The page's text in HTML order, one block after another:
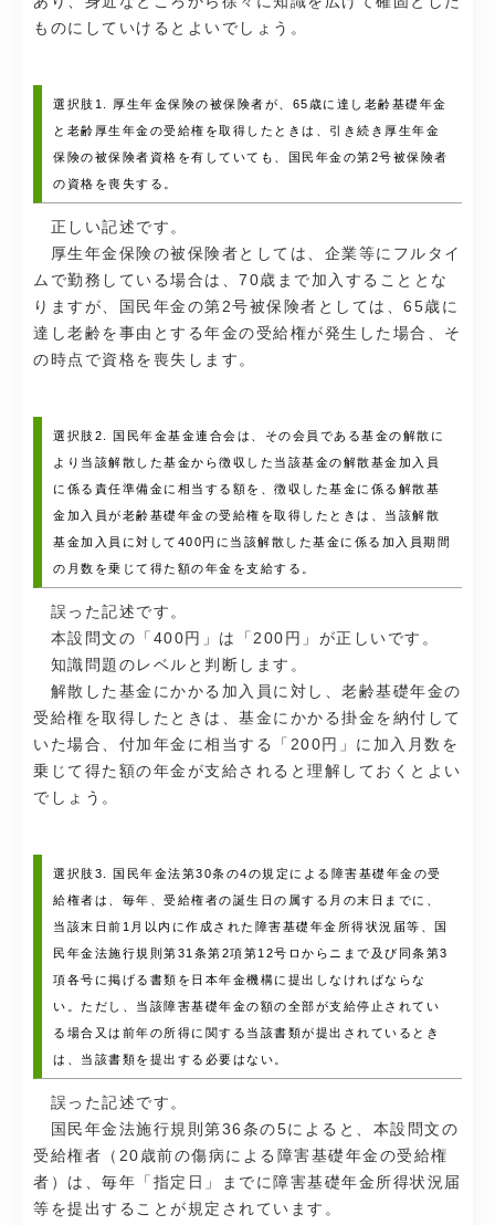
ものにしていけるとよいでしょう。
選択肢1. 厚生年金保険の被保険者が、65歳に達し老齢基礎年金
と老齢厚生年金の受給権を取得したときは、引き続き厚生年金
保険の被保険者資格を有していても、国民年金の第2号被保険者
の資格を喪失する。
正しい記述です。
厚生年金保険の被保険者としては、企業等にフルタイ
ムで勤務している場合は、70歳まで加入することとな
りますが、国民年金の第2号被保険者としては、65歳に
達し老齢を事由とする年金の受給権が発生した場合、そ
の時点で資格を喪失します。
選択肢2. 国民年金基金連合会は、その会員である基金の解散に
より当該解散した基金から徴収した当該基金の解散基金加入員
に係る責任準備金に相当する額を、徴収した基金に係る解散基
金加入員が老齢基礎年金の受給権を取得したときは、当該解散
基金加入員に対して400円に当該解散した基金に係る加入員期間
の月数を乗じて得た額の年金を支給する。
誤った記述です。
本設問文の「400円」は「200円」が正しいです。
知識問題のレベルと判断します。
解散した基金にかかる加入員に対し、老齢基礎年金の
受給権を取得したときは、基金にかかる掛金を納付して
いた場合、付加年金に相当する「200円」に加入月数を
乗じて得た額の年金が支給されると理解しておくとよい
でしょう。
選択肢3. 国民年金法第30条の4の規定による障害基礎年金の受
給権者は、毎年、受給権者の誕生日の属する月の末日までに、
当該末日前1月以内に作成された障害基礎年金所得状況届等、国
民年金法施行規則第31条第2項第12号ロからニまで及び同条第3
項各号に掲げる書類を日本年金機構に提出しなければならな
い。ただし、当該障害基礎年金の額の全部が支給停止されてい
る場合又は前年の所得に関する当該書類が提出されているとき
は、当該書類を提出する必要はない。
誤った記述です。
国民年金法施行規則第36条の5によると、本設問文の
受給権者（20歳前の傷病による障害基礎年金の受給権
者）は、毎年「指定日」までに障害基礎年金所得状況届
等を提出することが規定されています。